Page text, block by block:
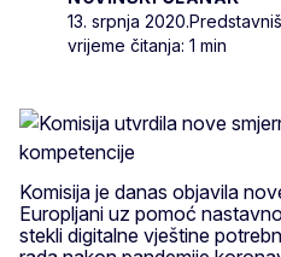
13. srpnja 2020.
vrijeme čitanja: 1 min
Komisija je danas objavila
Europljani uz pomoć
stekli digitalne vještine